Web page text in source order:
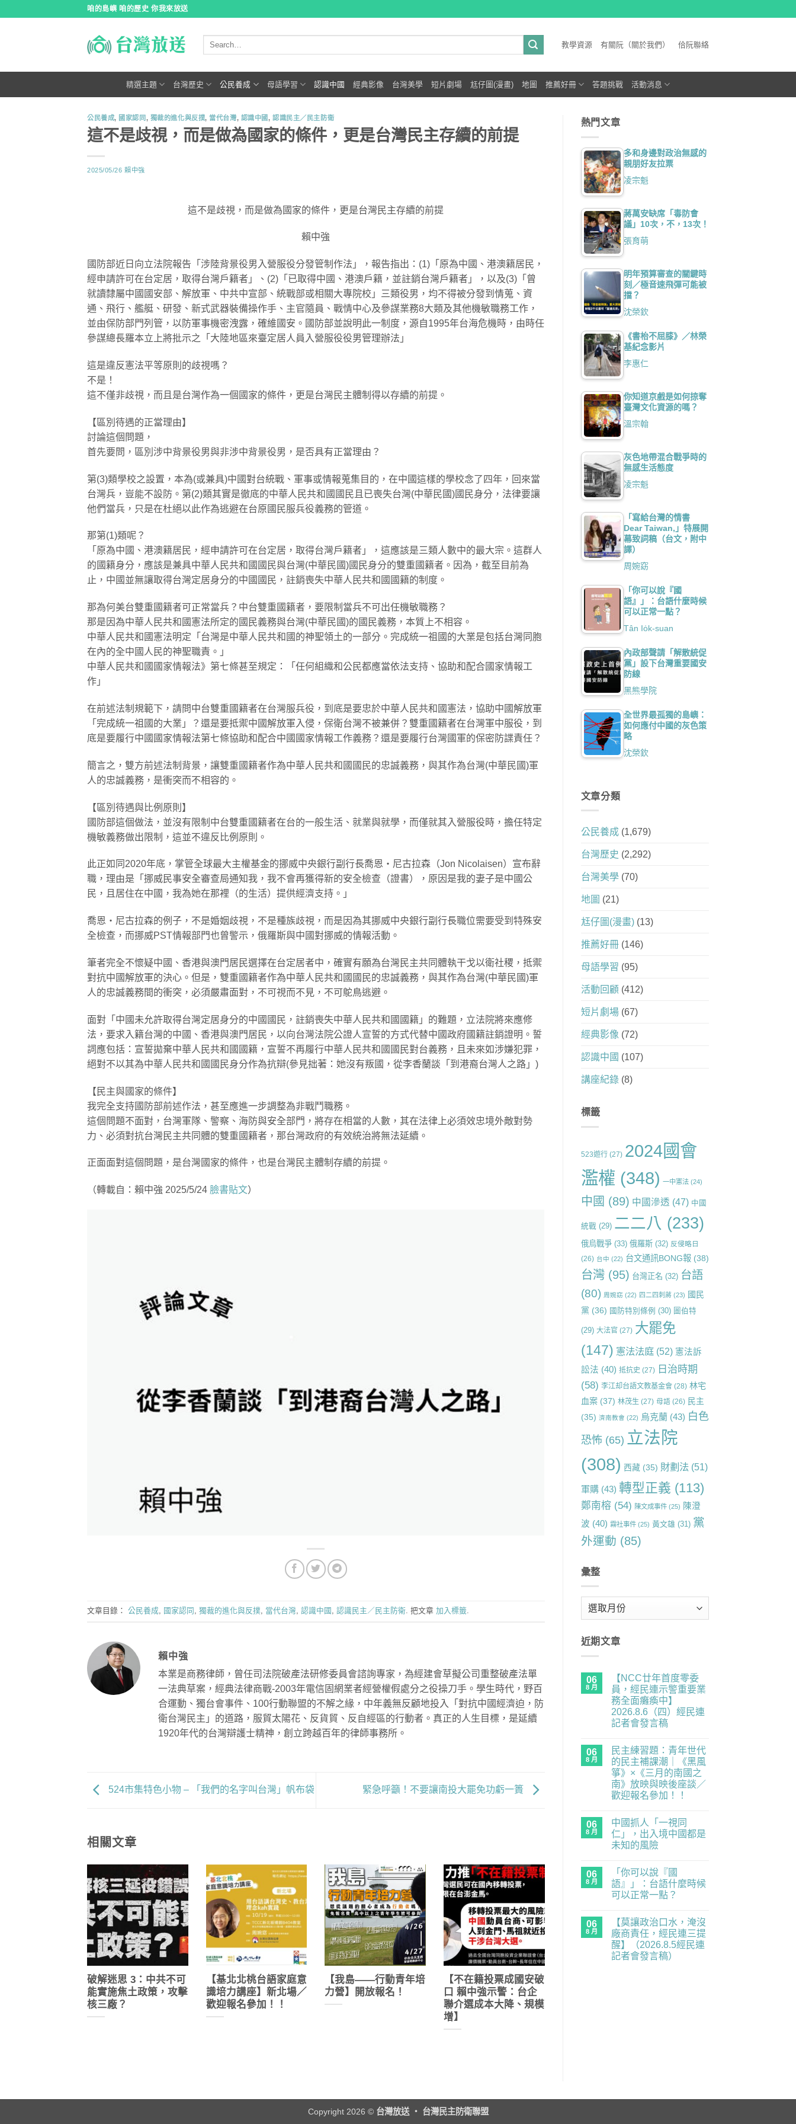
咱的島嶼 咱的歷史 你我來放送
教學資源 有關阮（關於我們） 佮阮聯絡
精選主題 台灣歷史 公民養成 母語學習 認識中國 經典影像 台灣美學 短片劇場 尪仔圖(漫畫) 地圖 推薦好冊 答題挑戰 活動消息
公民養成, 國家認同, 獨裁的進化與反撲, 當代台灣, 認識中國,認識民主／民主防衛
這不是歧視，而是做為國家的條件，更是台灣民主存續的前提
2025/05/26 賴中強
這不是歧視，而是做為國家的條件，更是台灣民主存續的前提
賴中強
國防部近日向立法院報告「涉陸背景役男入營服役分發管制作法」，報告指出：(1)「原為中國、港澳籍居民，
經申請許可在台定居，取得台灣戶籍者」、(2)「已取得中國、港澳戶籍，並註銷台灣戶籍者」，以及(3)「曾
就讀隸屬中國國安部、解放軍、中共中宣部、統戰部或相關大專院校」三類役男，均不得被分發到情蒐、資
通、飛行、艦艇、研發、新式武器裝備操作手、主官隨員、戰情中心及參謀業務8大類及其他機敏職務工作，
並由保防部門列管，以防軍事機密洩露，確維國安。國防部並說明此一制度，源自1995年台海危機時，由時任
參謀總長羅本立上將批示之「大陸地區來臺定居人員入營服役役男管理辦法」
這是違反憲法平等原則的歧視嗎？
不是！
這不僅非歧視，而且是台灣作為一個國家的條件，更是台灣民主體制得以存續的前提。
【區別待遇的正當理由】
討論這個問題，
首先要問，區別涉中背景役男與非涉中背景役男，是否具有正當理由？
第(3)類學校之設置，本為(或兼具)中國對台統戰、軍事或情報蒐集目的，在中國這樣的學校念了四年，回來當
台灣兵，豈能不設防。第(2)類其實是徹底的中華人民共和國國民且已喪失台灣(中華民國)國民身分，法律要讓
他們當兵，只是在杜絕以此作為逃避在台原國民服兵役義務的管道。
那第(1)類呢？
「原為中國、港澳籍居民，經申請許可在台定居，取得台灣戶籍者」，這應該是三類人數中的最大宗。這群人
的國籍身分，應該是兼具中華人民共和國國民與台灣(中華民國)國民身分的雙重國籍者。因為，截至目前為
止，中國並無讓取得台灣定居身分的中國國民，註銷喪失中華人民共和國國籍的制度。
那為何美台雙重國籍者可正常當兵？中台雙重國籍者，要限制當兵不可出任機敏職務？
那是因為中華人民共和國憲法所定的國民義務與台灣(中華民國)的國民義務，本質上不相容。
中華人民共和國憲法明定「台灣是中華人民共和國的神聖領土的一部分。完成統一祖國的大業是包括台灣同胞
在內的全中國人民的神聖職責。」
中華人民共和國國家情報法》第七條甚至規定：「任何組織和公民都應當依法支持、協助和配合國家情報工
作」
在前述法制規範下，請問中台雙重國籍者在台灣服兵役，到底是要忠於中華人民共和國憲法，協助中國解放軍
「完成統一祖國的大業」？還是要抵禦中國解放軍入侵，保衛台灣不被兼併？雙重國籍者在台灣軍中服役，到
底是要履行中國國家情報法第七條協助和配合中國國家情報工作義務？還是要履行台灣國軍的保密防諜責任？
簡言之，雙方前述法制背景，讓雙重國籍者作為中華人民共和國國民的忠誠義務，與其作為台灣(中華民國)軍
人的忠誠義務，是衝突而不相容的。
【區別待遇與比例原則】
國防部這個做法，並沒有限制中台雙重國籍者在台的一般生活、就業與就學，而僅就其入營服役時，擔任特定
機敏義務做出限制，這並不違反比例原則。
此正如同2020年底，掌管全球最大主權基金的挪威中央銀行副行長喬恩‧尼古拉森（Jon Nicolaisen）宣布辭
職，理由是「挪威民事安全審查局通知我，我不會再獲得新的安全檢查（證書），原因是我的妻子是中國公
民，且居住在中國，我為她在那裡（的生活）提供經濟支持。」
喬恩‧尼古拉森的例子，不是婚姻歧視，不是種族歧視，而是因為其挪威中央銀行副行長職位需要受到特殊安
全檢查，而挪威PST情報部門也曾警示，俄羅斯與中國對挪威的情報活動。
筆者完全不懷疑中國、香港與澳門居民選擇在台定居者中，確實有願為台灣民主共同體執干戈以衛社稷，抵禦
對抗中國解放軍的決心。但是，雙重國籍者作為中華人民共和國國民的忠誠義務，與其作為台灣(中華民國)軍
人的忠誠義務間的衝突，必須嚴肅面對，不可視而不見，不可鴕鳥逃避。
面對「中國未允許取得台灣定居身分的中國國民，註銷喪失中華人民共和國國籍」的難題，立法院將來應修
法，要求入籍台灣的中國、香港與澳門居民，以向台灣法院公證人宣誓的方式代替中國政府國籍註銷證明。誓
詞應包括：宣誓拋棄中華人民共和國國籍，宣誓不再履行中華人民共和國國民對台義務，且未來如涉嫌犯罪，
絕對不以其為中華人民共和國國民身分作為抗辯(參見拙著：她沒有叛國，從李香蘭談「到港裔台灣人之路」)
【民主與國家的條件】
我完全支持國防部前述作法，甚至應進一步調整為非戰鬥職務。
這個問題不面對，台灣軍隊、警察、海防與安全部門，將存在相當的人數，其在法律上必須效忠境外敵對勢
力、必須對抗台灣民主共同體的雙重國籍者，那台灣政府的有效統治將無法延續。
正面面對這個問題，是台灣國家的條件，也是台灣民主體制存續的前提。
（轉載自：賴中強 2025/5/24 臉書貼文）
文章目錄： 公民養成, 國家認同 , 獨裁的進化與反撲, 當代台灣, 認識中國 , 認識民主／民主防衛. 把文章 加入標籤.
賴中強
本業是商務律師，曾任司法院破產法研修委員會諮詢專家，為經建會草擬公司重整破產法單
一法典草案，經典法律商戰-2003年電信固網業者經營權假處分之役操刀手。學生時代，野百
合運動、獨台會事件、100行動聯盟的不解之緣，中年義無反顧地投入「對抗中國經濟迫，防
衛台灣民主」的道路，服貿太陽花、反貨貿、反自經區的行動者。真正的人生目標，是延續
1920年代的台灣辯護士精神，創立跨越百年的律師事務所。
524市集特色小物 – 「我們的名字叫台灣」帆布袋 緊急呼籲！不要讓南投大罷免功虧一簣
相關文章
破解迷思 3：中共不可
能實施焦土政策，攻擊
核三廠？
【基北北桃台語家庭意
識培力講座】新北場／
歡迎報名參加！！
【我島——行動青年培
力營】開放報名！
【不在籍投票成國安破
口 賴中強示警：台企
聯介選成本大降、規模
增】
熱門文章
多和身邊對政治無感的
親朋好友拉票
凌宗魁
蔣萬安缺席「毒防會
議」10次，不，13次！
張育萌
明年預算審查的關鍵時
刻／極音速飛彈可能被
擋？
沈榮欽
《書枱不屈膝》／林榮
基紀念影片
李惠仁
你知道京戲是如何掠奪
臺灣文化資源的嗎？
溫宗翰
灰色地帶混合戰爭時的
無感生活態度
凌宗魁
「寫給台灣的情書
Dear Taiwan,」特展開
幕致詞稿（台文，附中
譯）
周婉窈
「你可以說『國
語』」：台語什麼時候
可以正常一點？
Tân Io̍k-suan
內政部聲請「解散統促
黨」設下台灣重要國安
防線
黑熊學院
全世界最孤獨的島嶼：
如何應付中國的灰色策
略
沈榮欽
文章分類
公民養成(1,679)
台灣歷史 (2,292)
台灣美學(70)
地圖 (21)
尪仔圖(漫畫)(13)
推薦好冊(146)
母語學習 (95)
活動回顧 (412)
短片劇場(67)
經典影像 (72)
認識中國 (107)
講座紀錄(8)
標籤
523遊行(27) 2024國會
濫權 (348) 一中憲法(24)
中國 (89) 中國滲透 (47) 中國
統戰 (29) 二二八 (233)
俄烏戰爭(33) 俄羅斯(32) 反侵略日
(26) 台中 (22) 台文通訊BONG報(38)
台灣(95) 台灣正名 (32) 台語
(80) 周婉窈 (22) 四二四刺蔣(23) 國民
黨 (36) 國防特別條例 (30) 圖伯特
(29) 大法官(27) 大罷免
(147) 憲法法庭(52) 憲法訴
訟法 (40) 抵抗史 (27) 日治時期
(58) 李江却台語文教基金會(28) 林宅
血案(37) 林茂生 (27) 母語(26) 民主
(35) 濟南教會 (22) 烏克蘭(43) 白色
恐怖 (65) 立法院
(308) 西藏(35) 財劃法(51)
軍購(43) 轉型正義 (113)
鄭南榕 (54) 陳文成事件(25) 陳澄
波 (40) 霧社事件(25) 黃文雄(31) 黨
外運動 (85)
彙整
近期文章
06
8 月
【NCC廿年首度零委
員，經民連示警重要業
務全面癱瘓中】
2026.8.6（四）經民連
記者會發言稿
廿
年
首
度
零
委
員，
連
示
警
重
要
面
癱
瘓
民
連
記
者
會
留
言
06
8 月
民主練習題：青年世代
的民主補課潮｜《黑風
箏》×《三月的南國之
南》放映與映後座談／
歡迎報名參加！！
主
練
習
題：
的
民
主
｜
《黑
風
箏》
×《三
名
留
言
06
8 月
中國抓人「一視同
仁」，出入境中國都是
未知的風險
抓
人
「一
仁」，
入
境
中
國
言
06
8 月
「你可以說『國
語』」：台語什麼時候
可以正常一點？
以
說
『國
語』」：
台
言
06
8 月
【莫讓政治口水，淹沒
廠商責任，經民連三提
醒】（2026.8.5經民連
記者會發言稿）
提
Copyright 2026 © 台灣放送 ‧ 台灣民主防衛聯盟